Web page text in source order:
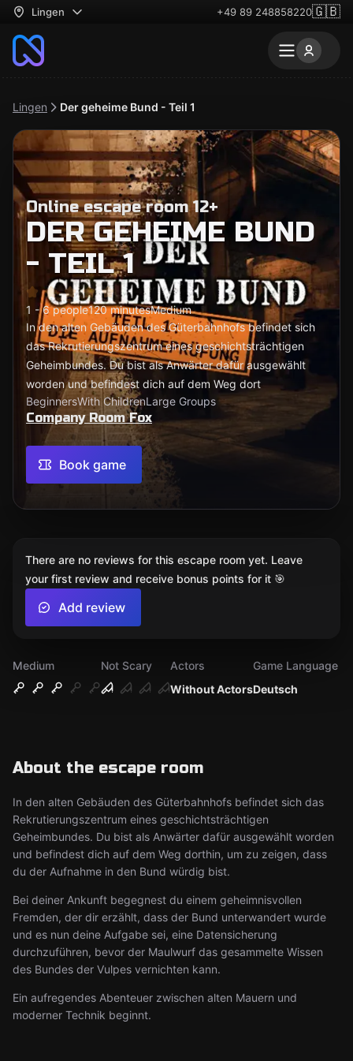
Lingen +49 89 248858220🇬🇧
Lingen Der geheime Bund - Teil 1
Online escape room 12+
DER GEHEIME BUND
- TEIL 1
1 - 6 people120 minutesMedium
In den alten Gebäuden des Güterbahnhofs befindet sich
das Rekrutierungszentrum eines geschichtsträchtigen
Geheimbundes. Du bist als Anwärter dafür ausgewählt
worden und befindest dich auf dem Weg dort
BeginnersWith ChildrenLarge Groups
Company Room Fox
Book game
Medium
Not Scary
Without Actors
Actors
Deutsch
Game Language
About the escape room
In den alten Gebäuden des Güterbahnhofs befindet sich das
Rekrutierungszentrum eines geschichtsträchtigen
Geheimbundes. Du bist als Anwärter dafür ausgewählt worden
und befindest dich auf dem Weg dorthin, um zu zeigen, dass
du der Aufnahme in den Bund würdig bist.
Bei deiner Ankunft begegnest du einem geheimnisvollen
Fremden, der dir erzählt, dass der Bund unterwandert wurde
und es nun deine Aufgabe sei, eine Datensicherung
durchzuführen, bevor der Maulwurf das gesammelte Wissen
des Bundes der Vulpes vernichten kann.
Ein aufregendes Abenteuer zwischen alten Mauern und
moderner Technik beginnt.
There are no reviews for this escape room yet. Leave
your first review and receive bonus points for it 🎯
Add review